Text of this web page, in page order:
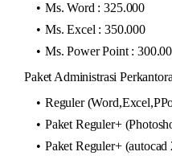
Ms. Word : 325.000
Ms. Excel : 350.000
Ms. Power Point :
Paket Administrasi
Reguler
Paket Reguler+
Paket Reguler+